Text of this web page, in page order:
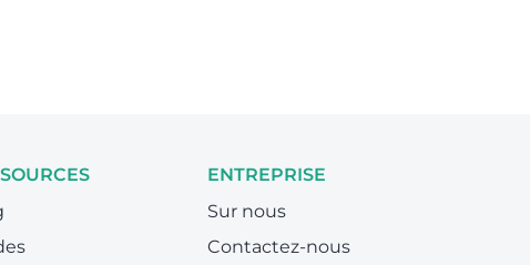
ENTREPRISE
Sur nous
Contactez-nous